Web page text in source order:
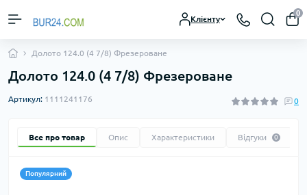
Клієнту
0
Долото 124.0 (4 7/8) Фрезероване
Долото 124.0 (4 7/8) Фрезероване
Артикул: 1111241176 0
Все про товар Опис Характеристики Відгуки 0
Популярний